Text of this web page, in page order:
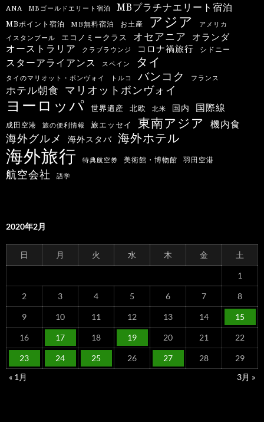
ANA MBゴールドエリート宿泊 MBプラチナエリート宿泊
MBポイント宿泊 MB無料宿泊 お土産 アジア アメリカ
イスタンブール エコノミークラス オセアニア オランダ
オーストラリア クラブラウンジ コロナ禍旅行 シドニー
スターアライアンス スペイン タイ
タイのマリオット・ボンヴォイ トルコ バンコク フランス
ホテル朝食 マリオットボンヴォイ
ヨーロッパ 世界遺産 北欧 北米 国内 国際線
成田空港 旅の便利情報 旅エッセイ 東南アジア 機内食
海外グルメ 海外スタバ 海外ホテル
海外旅行 特典航空券 美術館・博物館 羽田空港
航空会社 語学
2020年2月
日 月 火 水 木 金 土
1
2 3 4 5 6 7 8
9 10 11 12 13 14 15
16 17 18 19 20 21 22
23 24 25 26 27 28
29
« 1月
3月 »